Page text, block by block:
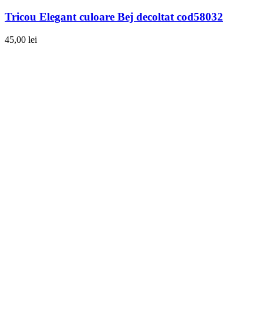
Tricou Elegant culoare Bej decoltat cod58032
45,00 lei